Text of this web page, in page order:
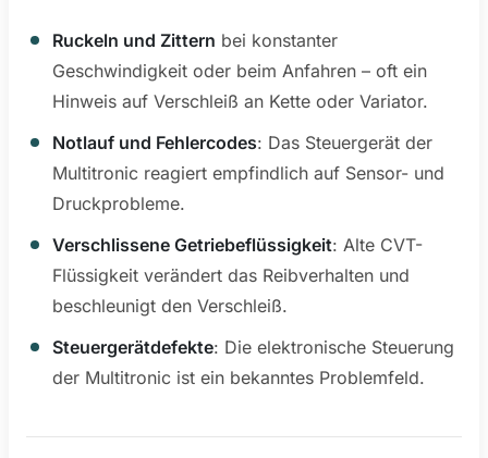
Ruckeln und Zittern bei konstanter
Geschwindigkeit oder beim Anfahren – oft ein
Hinweis auf Verschleiß an Kette oder Variator.
Notlauf und Fehlercodes: Das Steuergerät der
Multitronic reagiert empfindlich auf Sensor- und
Druckprobleme.
Verschlissene Getriebeflüssigkeit: Alte CVT-
Flüssigkeit verändert das Reibverhalten und
beschleunigt den Verschleiß.
Steuergerätdefekte: Die elektronische Steuerung
der Multitronic ist ein bekanntes Problemfeld.